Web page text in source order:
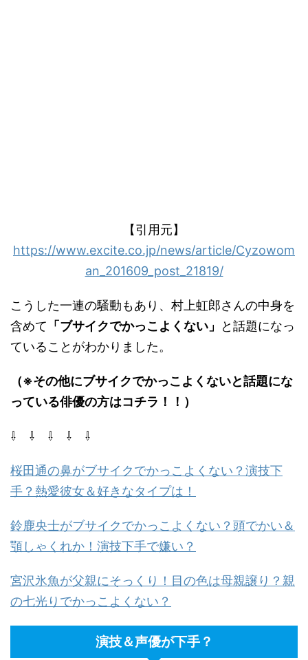
【引用元】
https://www.excite.co.jp/news/article/Cyzowom
an_201609_post_21819/
こうした一連の騒動もあり、村上虹郎さんの中身を
含めて 「ブサイクでかっこよくない」
と話題になっ
ていることがわかりました。
（※その他にブサイクでかっこよくないと話題にな
っている俳優の方はコチラ！！）
⇩ ⇩ ⇩ ⇩ ⇩
桜田通の鼻がブサイクでかっこよくない？演技下
手？熱愛彼女＆好きなタイプは！
鈴鹿央士がブサイクでかっこよくない？頭でかい＆
顎しゃくれか！演技下手で嫌い？
宮沢氷魚が父親にそっくり！目の色は母親譲り？親
の七光りでかっこよくない？
演技＆声優が下手？